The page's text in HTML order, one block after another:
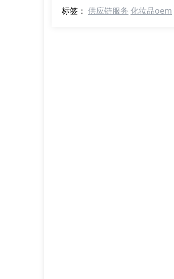
标签： 供应链服务 化妆品oem